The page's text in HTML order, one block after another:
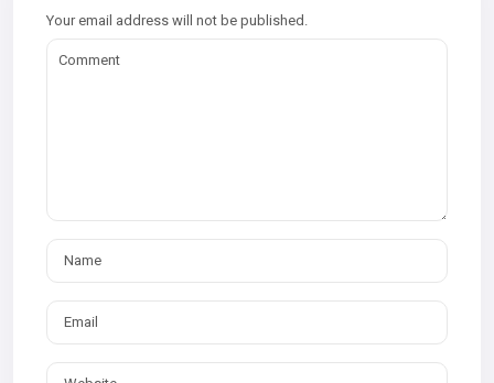
Your email address will not be published.